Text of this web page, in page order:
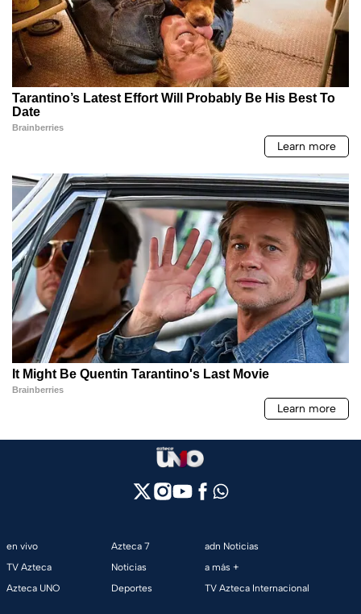
en vivo
TV Azteca
Azteca UNO
Azteca 7
Noticias
Deportes
adn Noticias
a más +
TV Azteca Internacional